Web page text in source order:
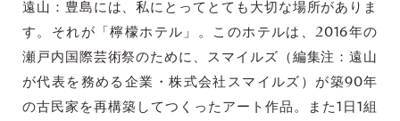
遠山：豊島には、私にとってとても大切な場所がありま
す。それが「檸檬ホテル」。このホテルは、2016年の
瀬戸内国際芸術祭のために、スマイルズ（編集注：遠山
が代表を務める企業・株式会社スマイルズ）が築90年
の古民家を再構築してつくったアート作品。また1日1組